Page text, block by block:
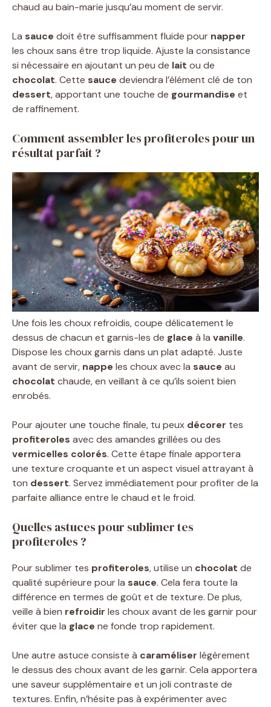
chaud au bain-marie jusqu’au moment de servir.
La sauce doit être suffisamment fluide pour napper
les choux sans être trop liquide. Ajuste la consistance
si nécessaire en ajoutant un peu de lait ou de
chocolat. Cette sauce deviendra l’élément clé de ton
dessert, apportant une touche de gourmandise et
de raffinement.
Comment assembler les profiteroles pour un
résultat parfait ?
Une fois les choux refroidis, coupe délicatement le
dessus de chacun et garnis-les de glace à la vanille.
Dispose les choux garnis dans un plat adapté. Juste
avant de servir, nappe les choux avec la sauce au
chocolat chaude, en veillant à ce qu’ils soient bien
enrobés.
Pour ajouter une touche finale, tu peux décorer tes
profiteroles avec des amandes grillées ou des
vermicelles colorés. Cette étape finale apportera
une texture croquante et un aspect visuel attrayant à
ton dessert. Servez immédiatement pour profiter de la
parfaite alliance entre le chaud et le froid.
Quelles astuces pour sublimer tes
profiteroles ?
Pour sublimer tes profiteroles, utilise un chocolat de
qualité supérieure pour la sauce. Cela fera toute la
différence en termes de goût et de texture. De plus,
veille à bien refroidir les choux avant de les garnir pour
éviter que la glace ne fonde trop rapidement.
Une autre astuce consiste à caraméliser légèrement
le dessus des choux avant de les garnir. Cela apportera
une saveur supplémentaire et un joli contraste de
textures. Enfin, n’hésite pas à expérimenter avec